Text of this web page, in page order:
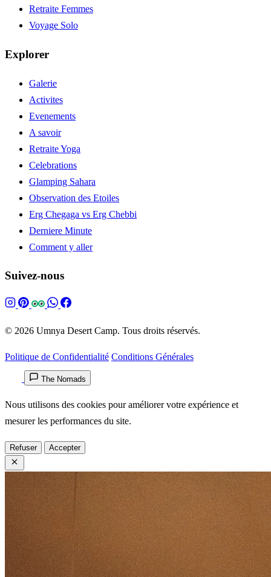
Retraite Femmes
Voyage Solo
Explorer
Galerie
Activites
Evenements
A savoir
Retraite Yoga
Celebrations
Glamping Sahara
Observation des Etoiles
Erg Chegaga vs Erg Chebbi
Derniere Minute
Comment y aller
Suivez-nous
© 2026 Umnya Desert Camp. Tous droits réservés.
Politique de Confidentialité Conditions Générales
The Nomads
Nous utilisons des cookies pour améliorer votre expérience et
mesurer les performances du site.
Refuser Accepter